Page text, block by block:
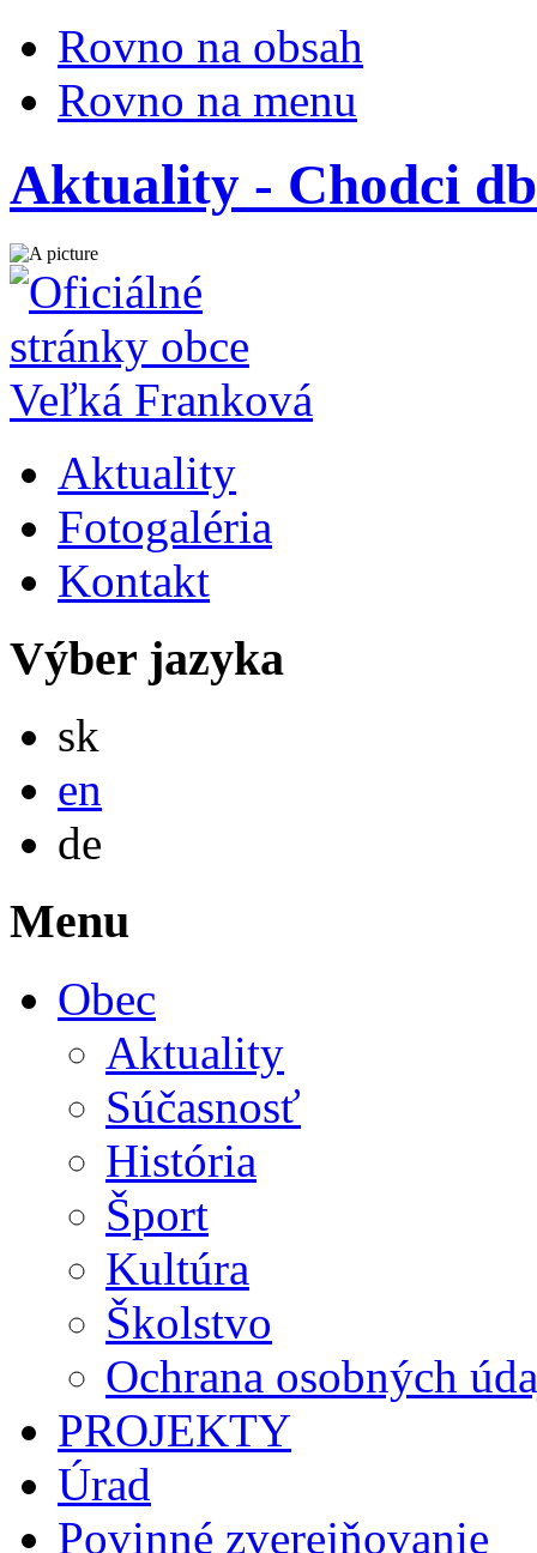
Rovno na obsah
Rovno na menu
Aktuality - Chodci
Aktuality
Fotogaléria
Kontakt
Výber jazyka
sk
en
de
Menu
Obec
Aktuality
Súčasnosť
História
Šport
Kultúra
Školstvo
Ochrana osobných
PROJEKTY
Úrad
Povinné zverejňovanie